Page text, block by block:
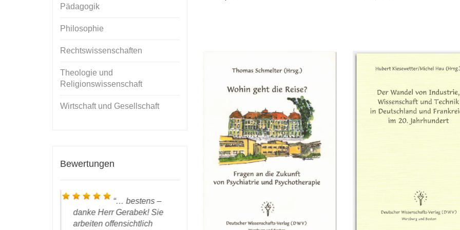
Pädagogik
Philosophie
Rechtswissenschaften
Theologie und
Religionswissenschaft
Wirtschaft und Gesellschaft
Bewertungen
… bestens –
danke Herr Gerabek! Sie
arbeiten offensichtlich
Ich bin in
meinem Vertrauen vollauf
bestätigt worden, die
Lieber, werter
Professor, danke für das
Geschenk des Covers,
bei